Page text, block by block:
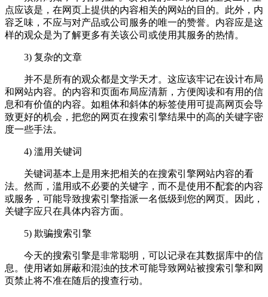
点应该是，在网页上提供的内容相关的网站的目的。此外，内
容乏味，不应与对产品或公司服务的唯一的赞誉。内容应是这
样的观众是为了解更多有关该公司或使用其服务的热情。
3) 复杂的文章
并不是所有的观众都是文学天才。这应该牢记在设计布局
和网站内容。的内容和页面布局应清新，方便阅读和有用的信
息和有价值的内容。如粗体和斜体的标签使用可提高网页会导
致更好的机会，把您的网页在搜索引擎结果中的高的关键字密
度一些手法。
4) 滥用关键词
关键词基本上是用来把相关的在搜索引擎网站内容的看
法。然而，滥用或不必要的关键字，而不是使用不配套的内容
或服务，可能导致搜索引擎指派一名低级到您的网页。因此，
关键字应只在具体内容方面。
5) 欺骗搜索引擎
今天的搜索引擎是非常聪明，可以记录在其数据库中的信
息。使用诸如屏蔽和混浊的技术可能导致网站被搜索引擎和网
页禁止将不准在随后的搜查行动。